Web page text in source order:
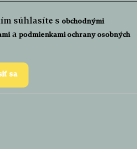
súhlasíte s obchodnými
apodmienkami ochrany osobných
sa